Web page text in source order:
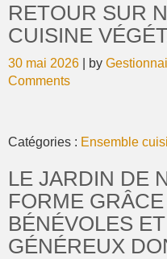
RETOUR SUR
CUISINE
30 mai 2026 | by
Comments
Catégories : Ensemble
LE JARDIN DE
FORME
BÉNÉVOLES
GÉNÉREUX